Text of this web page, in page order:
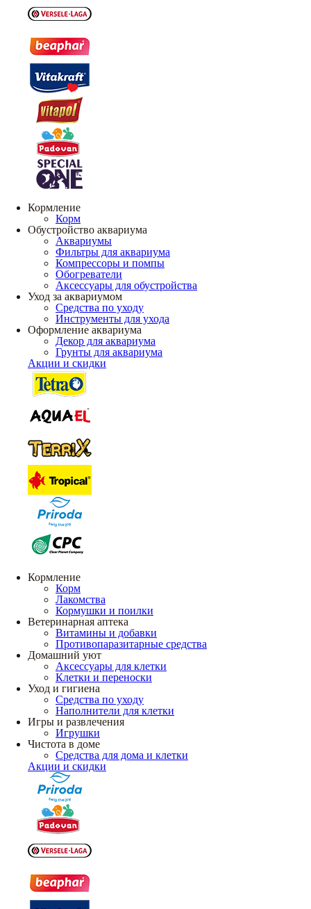
Кормление
Корм
Обустройство аквариума
Аквариумы
Фильтры для аквариума
Компрессоры и помпы
Обогреватели
Аксессуары для обустройства
Уход за аквариумом
Средства по уходу
Инструменты для ухода
Оформление аквариума
Декор для аквариума
Грунты для аквариума
Акции и скидки
Кормление
Корм
Лакомства
Кормушки и поилки
Ветеринарная аптека
Витамины и добавки
Противопаразитарные средства
Домашний уют
Аксессуары для клетки
Клетки и переноски
Уход и гигиена
Средства по уходу
Наполнители для клетки
Игры и развлечения
Игрушки
Чистота в доме
Средства для дома и клетки
Акции и скидки